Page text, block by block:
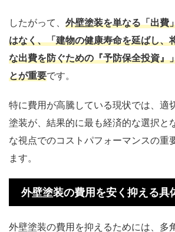
したがって、 外壁塗装を単なる「出費
はなく、「建物の健康寿命を延ばし、
な出費を防ぐための『予防保全投資』
とが重要です。
特に費用が高騰している現状では、適
塗装が、結果的に最も経済的な選択と
な視点でのコストパフォーマンスの重
ます。
外壁塗装の費用を安く抑える具
外壁塗装の費用を抑えるためには、多